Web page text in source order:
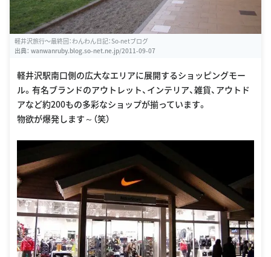
軽井沢旅行〜最終回：わんわん日記：So-netブログ
出典： wanwanruby.blog.so-net.ne.jp/2011-09-07
軽井沢駅南口側の広大なエリアに展開するショッピングモー
ル。有名ブランドのアウトレット、インテリア、雑貨、アウトド
アなど約200もの多彩なショップが揃っています。
物欲が爆発します～（笑）